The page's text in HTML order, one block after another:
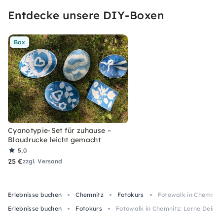
Entdecke unsere DIY-Boxen
Box
Cyanotypie-Set für zuhause –
Blaudrucke leicht gemacht
5,0
25 €zzgl. Versand
Erlebnisse buchen Chemnitz Fotokurs
Fotowalk in
Erlebnisse buchen
Fotokurs Fotowalk in Chemnitz: Lerne